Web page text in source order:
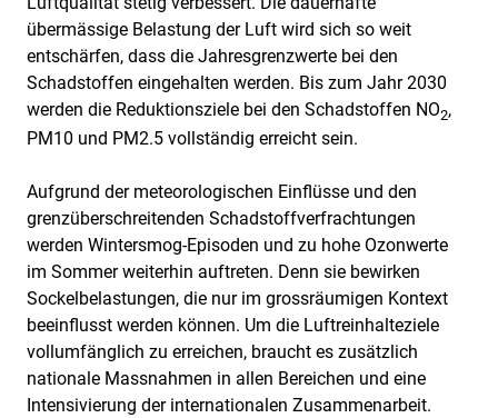
übermässige Belastung der Luft wird sich so weit
entschärfen, dass die Jahresgrenzwerte bei den
Schadstoffen eingehalten werden. Bis zum Jahr 2030
werden die Reduktionsziele bei den Schadstoffen NO2,
PM10 und PM2.5 vollständig erreicht sein.
Aufgrund der meteorologischen Einflüsse und den
grenzüberschreitenden Schadstoffverfrachtungen
werden Wintersmog-Episoden und zu hohe Ozonwerte
im Sommer weiterhin auftreten. Denn sie bewirken
Sockelbelastungen, die nur im grossräumigen Kontext
beeinflusst werden können. Um die Luftreinhalteziele
vollumfänglich zu erreichen, braucht es zusätzlich
nationale Massnahmen in allen Bereichen und eine
Intensivierung der internationalen Zusammenarbeit.